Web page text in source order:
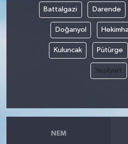
Battalgazi Darende
Doğanyol
Kuluncak Pütürge
Yeşilyurt
NEM